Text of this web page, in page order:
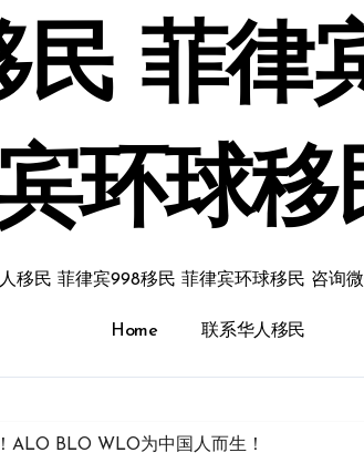
菲律
环球移
移民 菲律宾998移民 菲律宾环球移民 咨询
Home 联系华人移民
ALO BLO WLO为中国人而生！